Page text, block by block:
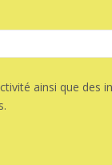
ainsi que des